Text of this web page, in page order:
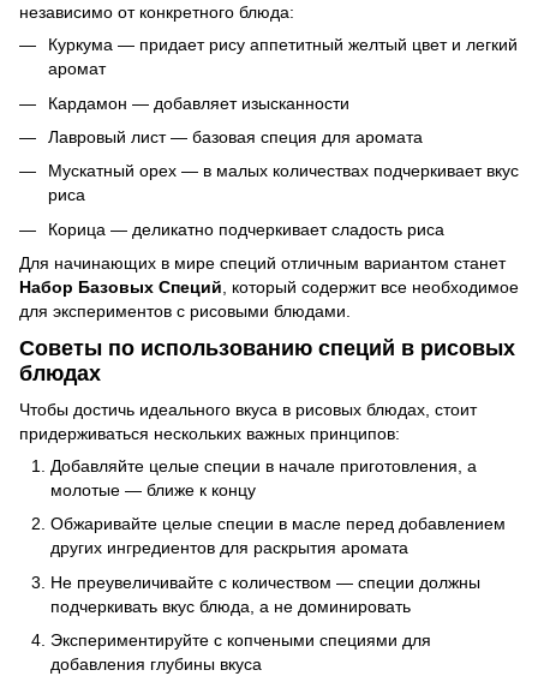
независимо от конкретного блюда:
Куркума — придает рису аппетитный желтый цвет и легкий
аромат
Кардамон — добавляет изысканности
Лавровый лист — базовая специя для аромата
Мускатный орех — в малых количествах подчеркивает вкус
риса
Корица — деликатно подчеркивает сладость риса
Для начинающих в мире специй отличным вариантом станет
Набор Базовых Специй, который содержит все необходимое
для экспериментов с рисовыми блюдами.
Советы по использованию специй в рисовых
блюдах
Чтобы достичь идеального вкуса в рисовых блюдах, стоит
придерживаться нескольких важных принципов:
Добавляйте целые специи в начале приготовления, а
молотые — ближе к концу
Обжаривайте целые специи в масле перед добавлением
других ингредиентов для раскрытия аромата
Не преувеличивайте с количеством — специи должны
подчеркивать вкус блюда, а не доминировать
Экспериментируйте с копчеными специями для
добавления глубины вкуса